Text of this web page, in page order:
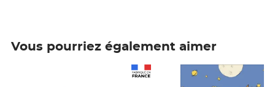
Vous pourriez également aimer
Prix 7,50€